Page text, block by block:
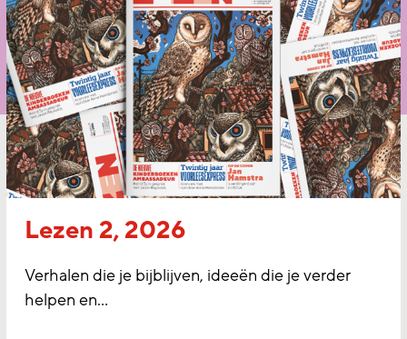
Lezen 2, 2026
Verhalen die je bijblijven, ideeën die je verder
helpen en…